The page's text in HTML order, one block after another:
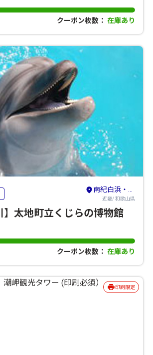
クーポン枚数： 在庫あり
南紀白浜・龍神・熊野古道・新宮
近畿/ 和歌山県
】太地町立くじらの博物館
クーポン枚数： 在庫あり
印刷限定